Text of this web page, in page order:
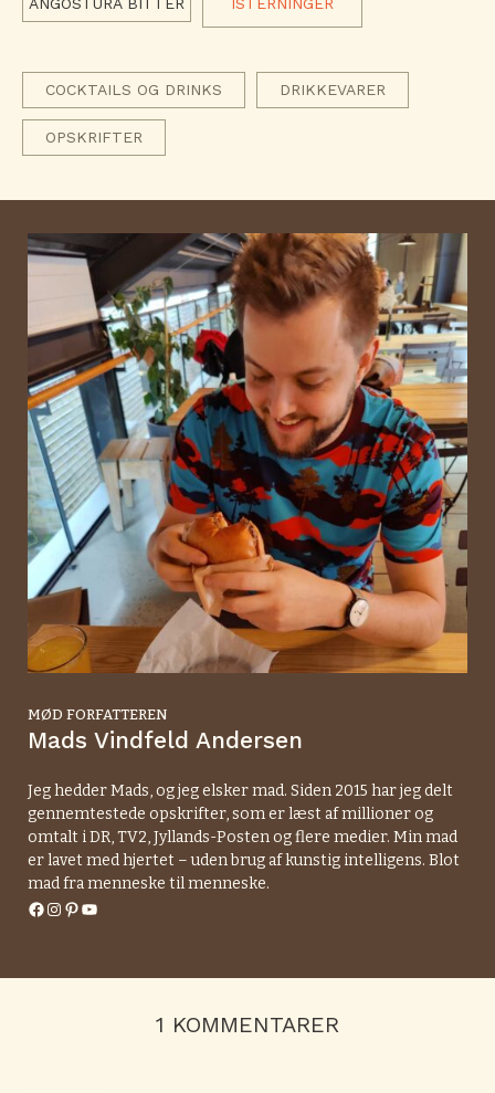
COCKTAILS OG DRINKS DRIKKEVARER
OPSKRIFTER
MØD FORFATTEREN
Mads Vindfeld Andersen
Jeg hedder Mads, og jeg elsker mad. Siden 2015 har jeg delt
gennemtestede opskrifter, som er læst af millioner og
omtalt i DR, TV2, Jyllands-Posten og flere medier. Min mad
er lavet med hjertet – uden brug af kunstig intelligens. Blot
mad fra menneske til menneske.
Facebook
Instagram
Pinterest
YouTube
1 KOMMENTARER